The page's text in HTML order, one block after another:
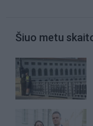
Šiuo metu